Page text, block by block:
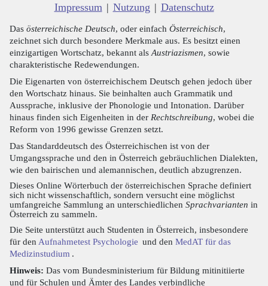
Impressum | Nutzung | Datenschutz
Das österreichische Deutsch, oder einfach Österreichisch,
zeichnet sich durch besondere Merkmale aus. Es besitzt einen
einzigartigen Wortschatz, bekannt als Austriazismen, sowie
charakteristische Redewendungen.
Die Eigenarten von österreichischem Deutsch gehen jedoch über
den Wortschatz hinaus. Sie beinhalten auch Grammatik und
Aussprache, inklusive der Phonologie und Intonation. Darüber
hinaus finden sich Eigenheiten in der Rechtschreibung, wobei die
Reform von 1996 gewisse Grenzen setzt.
Das Standarddeutsch des Österreichischen ist von der
Umgangssprache und den in Österreich gebräuchlichen Dialekten,
wie den bairischen und alemannischen, deutlich abzugrenzen.
Dieses Online Wörterbuch der österreichischen Sprache definiert
sich nicht wissenschaftlich, sondern versucht eine möglichst
umfangreiche Sammlung an unterschiedlichen Sprachvarianten in
Österreich zu sammeln.
Die Seite unterstützt auch Studenten in Österreich, insbesondere
für den Aufnahmetest Psychologie und den MedAT für das
Medizinstudium .
Hinweis: Das vom Bundesministerium für Bildung mitinitiierte
und für Schulen und Ämter des Landes verbindliche